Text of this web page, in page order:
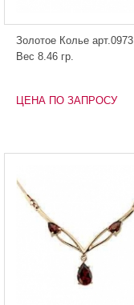
Золотое Колье арт.0973
Вес 8.46 гр.
ЦЕНА ПО ЗАПРОСУ